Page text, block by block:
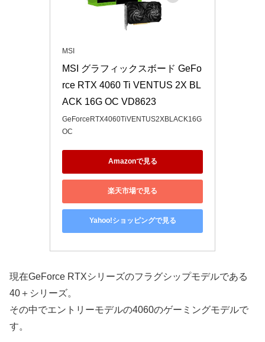
MSI
MSI グラフィックスボード GeFo
rce RTX 4060 Ti VENTUS 2X BL
ACK 16G OC VD8623
GeForceRTX4060TiVENTUS2XBLACK16G
OC
Amazonで見る
楽天市場で見る
Yahoo!ショッピングで見る
現在GeForce RTXシリーズのフラグシップモデルである
40＋シリーズ。
その中でエントリーモデルの4060のゲーミングモデルで
す。